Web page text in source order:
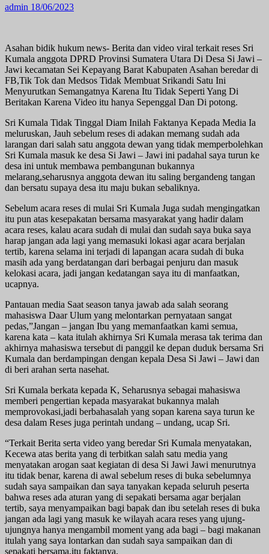
admin 18/06/2023
Asahan bidik hukum news- Berita dan video viral terkait reses Sri
Kumala anggota DPRD Provinsi Sumatera Utara Di Desa Si Jawi –
Jawi kecamatan Sei Kepayang Barat Kabupaten Asahan beredar di
FB,Tik Tok dan Medsos Tidak Membuat Srikandi Satu Ini
Menyurutkan Semangatnya Karena Itu Tidak Seperti Yang Di
Beritakan Karena Video itu hanya Sepenggal Dan Di potong.
Sri Kumala Tidak Tinggal Diam Inilah Faktanya Kepada Media Ia
meluruskan, Jauh sebelum reses di adakan memang sudah ada
larangan dari salah satu anggota dewan yang tidak memperbolehkan
Sri Kumala masuk ke desa Si Jawi – Jawi ini padahal saya turun ke
desa ini untuk membawa pembangunan bukannya
melarang,seharusnya anggota dewan itu saling bergandeng tangan
dan bersatu supaya desa itu maju bukan sebaliknya.
Sebelum acara reses di mulai Sri Kumala Juga sudah mengingatkan
itu pun atas kesepakatan bersama masyarakat yang hadir dalam
acara reses, kalau acara sudah di mulai dan sudah saya buka saya
harap jangan ada lagi yang memasuki lokasi agar acara berjalan
tertib, karena selama ini terjadi di lapangan acara sudah di buka
masih ada yang berdatangan dari berbagai penjuru dan masuk
kelokasi acara, jadi jangan kedatangan saya itu di manfaatkan,
ucapnya.
Pantauan media Saat season tanya jawab ada salah seorang
mahasiswa Daar Ulum yang melontarkan pernyataan sangat
pedas,”Jangan – jangan Ibu yang memanfaatkan kami semua,
karena kata – kata itulah akhirnya Sri Kumala merasa tak terima dan
akhirnya mahasiswa tersebut di panggil ke depan duduk bersama Sri
Kumala dan berdampingan dengan kepala Desa Si Jawi – Jawi dan
di beri arahan serta nasehat.
Sri Kumala berkata kepada K, Seharusnya sebagai mahasiswa
memberi pengertian kepada masyarakat bukannya malah
memprovokasi,jadi berbahasalah yang sopan karena saya turun ke
desa dalam Reses juga perintah undang – undang, ucap Sri.
“Terkait Berita serta video yang beredar Sri Kumala menyatakan,
Kecewa atas berita yang di terbitkan salah satu media yang
menyatakan arogan saat kegiatan di desa Si Jawi Jawi menurutnya
itu tidak benar, karena di awal sebelum reses di buka sebelumnya
sudah saya sampaikan dan saya tanyakan kepada seluruh peserta
bahwa reses ada aturan yang di sepakati bersama agar berjalan
tertib, saya menyampaikan bagi bapak dan ibu setelah reses di buka
jangan ada lagi yang masuk ke wilayah acara reses yang ujung-
ujungnya hanya mengambil moment yang ada bagi – bagi makanan
itulah yang saya lontarkan dan sudah saya sampaikan dan di
sepakati bersama,itu faktanya.